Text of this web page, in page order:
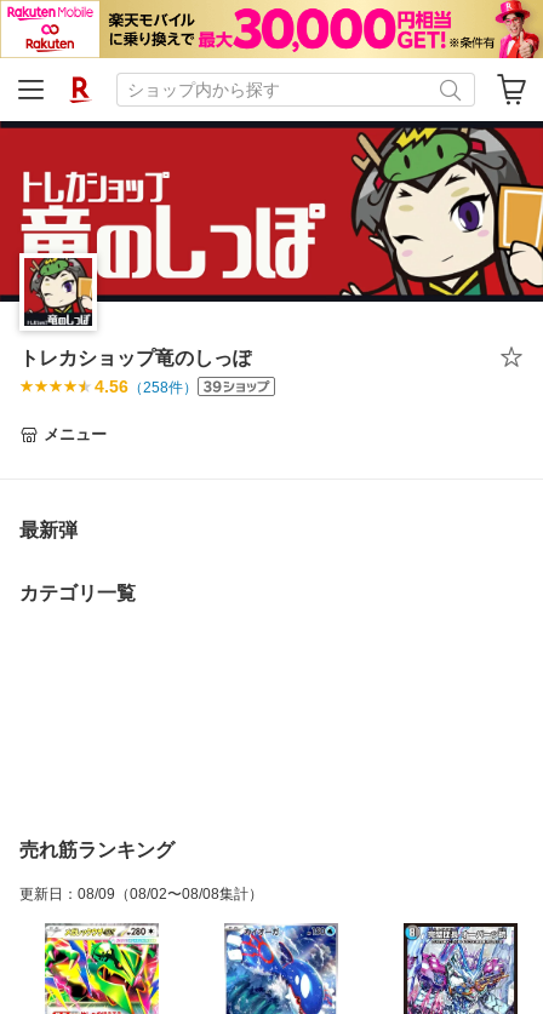
トレカショップ竜のしっぽ
4.56 （258件）
メニュー
最新弾
カテゴリ一覧
売れ筋ランキング
更新日 ： 08/09 （08/02〜08/08集計）